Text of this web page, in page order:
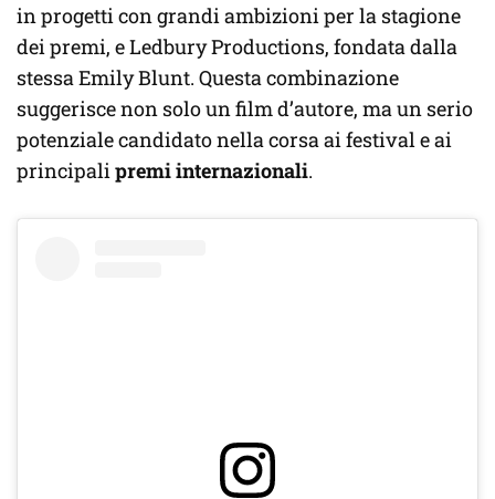
in progetti con grandi ambizioni per la stagione
dei premi, e Ledbury Productions, fondata dalla
stessa Emily Blunt. Questa combinazione
suggerisce non solo un film d’autore, ma un serio
potenziale candidato nella corsa ai festival e ai
principalipremi internazionali.